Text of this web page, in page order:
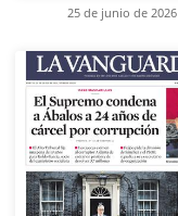
25 de junio de 2026